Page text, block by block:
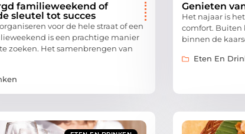
familieweekend of
sleutel tot succes
voor de hele straat of een
is een prachtige manier
zoeken. Het samenbrengen van
Genieten
Het najaar is
comfort. Buiten
binnen de
Eten En